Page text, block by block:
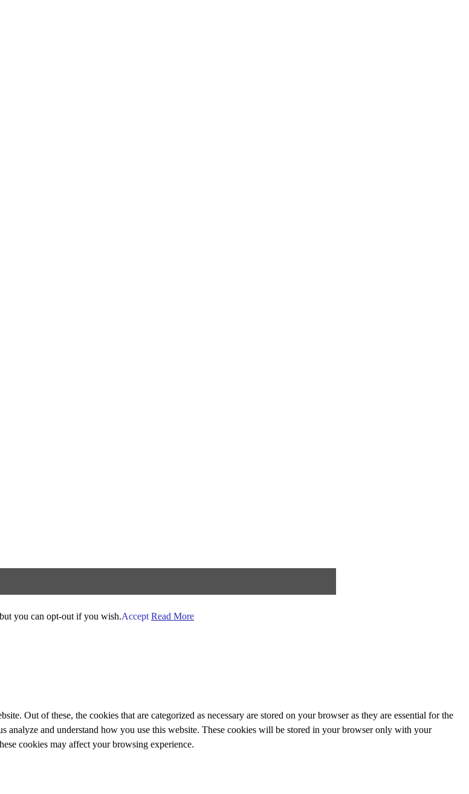
you can opt-out if you wish.Accept Read More
Out of these, the cookies that are categorized as necessary are stored on your browser as they are essential for the
and understand how you use this website. These cookies will be stored in your browser only with your
cookies may affect your browsing experience.